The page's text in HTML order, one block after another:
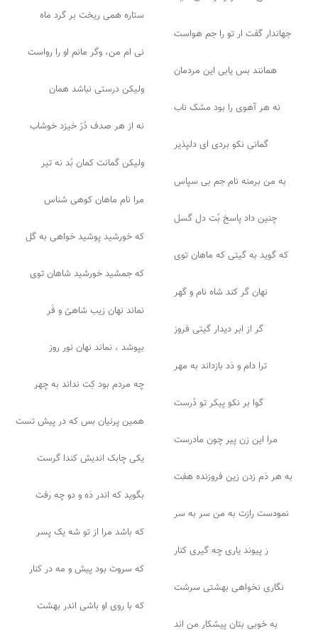
ستاره همی ریخت بر گرد ماه
جهاندار گفت ار تو را جم هواست
نی ام من، وگر مانم او را رواست
همانند بس یابی این مردمان
ولیکن درستی نباشد همان
نه هر آهوی را بود مشک ناب
نه از هر صدف دُرّ خیزد خوشاب
گمانی نکو بردی ای دلپذیر
ولیکن گمانت کمان بُد نه تیر
به من برمنه نام جم بی سپاس
مرا نام ماهان کوهی شناس
چنین داد پاسخ بُت دل گسل
که خورشید پوشید خواهی به گل
که گوید به گیتی که ماهان توی
که جمشید خورشید شاهان توی
نهان گر کند شاه نام و گهر
نماند نهان زیب شاهیّ و فَر
گر از ابر دیدار گیتی فروز
بپوشد ، نماند نهان نور روز
ترا دام و دَد بازداند به مهر
چه مردم بود کِت نداند به چهر
گوا بر نکو پیکر تو دُرست
همین پرنیان بس که در پیش تست
مرا این زن پیر چون مادرست
یکی چابک اندیش کندا گرست
به هر دَم زدن زین فروزنده هفت
بگوید که اندر دَه و دو چه رفت
نمودست رازت به من سر به سر
که باشد مرا از تو شه یک پسر
ز پیوند یاری چه گیری کنار
که سروت بود پیش و مه در کنار
نگاری نخواهی بهشتی سرشت
که با روی او باشی اندر بهشت
به خوبی بتان پیشکار من اند